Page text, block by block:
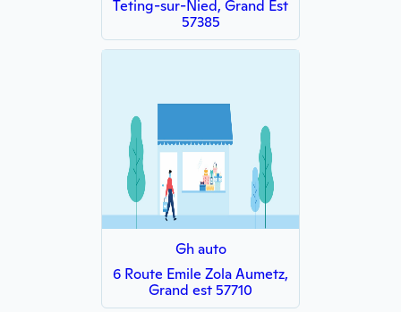
Teting-sur-Nied, Grand Est
57385
Gh auto
6 Route Emile Zola Aumetz,
Grand est 57710